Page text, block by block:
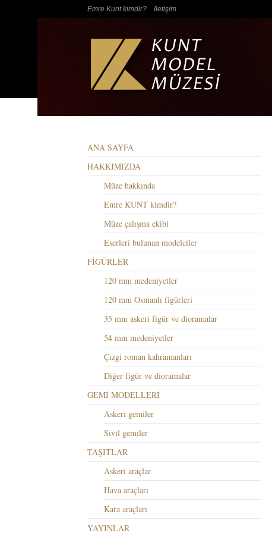
Emre Kunt kimdir? İletişim
ANA SAYFA
HAKKIMIZDA
Müze hakkında
Emre KUNT kimdir?
Müze çalışma ekibi
Eserleri bulunan modelciler
FİGÜRLER
120 mm medeniyetler
120 mm Osmanlı figürleri
35 mm askeri figür ve dioramalar
54 mm medeniyetler
Çizgi roman kahramanları
Diğer figür ve dioramalar
GEMİ MODELLERİ
Askeri gemiler
Sivil gemiler
TAŞITLAR
Askeri araçlar
Hava araçları
Kara araçları
YAYINLAR